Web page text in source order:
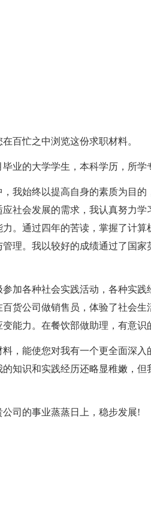
百忙之中浏览这份求职材料。
业的大学学生，本科学历，所学
我始终以提高自身的素质为目
社会发展的需求，我认真努力
。通过四年的苦读，掌握了计
理。我以较好的成绩通过了国
参加各种社会实践活动，各种实
货公司做销售员，体验了社会
能力。在餐饮部做助理，有意识
，能使您对我有一个更全面深
知识和实践经历还略显稚嫩，
司的事业蒸蒸日上，稳步发展!